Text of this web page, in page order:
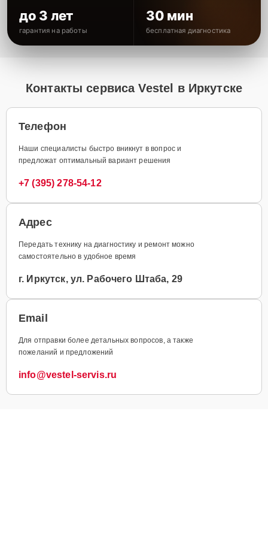
до 3 лет
гарантия на работы
30 мин
бесплатная диагностика
Контакты сервиса Vestel в Иркутске
Телефон
Наши специалисты быстро вникнут в вопрос и
предложат оптимальный вариант решения
+7 (395) 278-54-12
Адрес
Передать технику на диагностику и ремонт можно
самостоятельно в удобное время
г. Иркутск, ул. Рабочего Штаба, 29
Email
Для отправки более детальных вопросов, а также
пожеланий и предложений
info@vestel-servis.ru